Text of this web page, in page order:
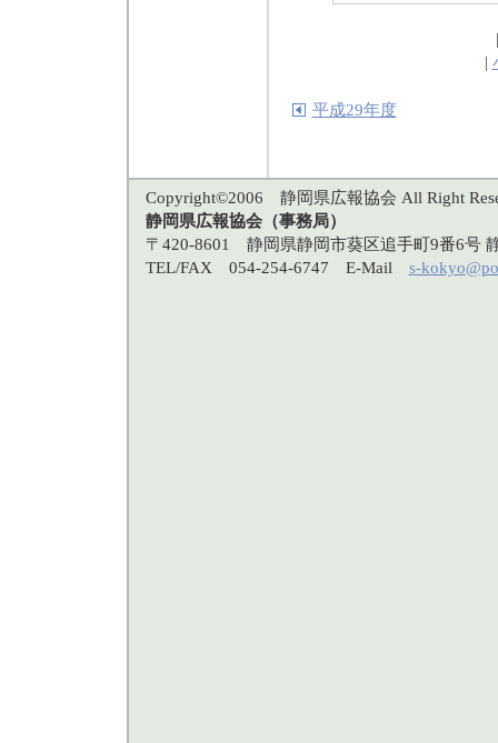
平成29年度
Copyright©2006 静岡県広報協会 All Right
静岡県広報協会（事務局）
〒420-8601 静岡県静岡市葵区追手町9番6号
TEL/FAX 054-254-6747 E-Mail s-